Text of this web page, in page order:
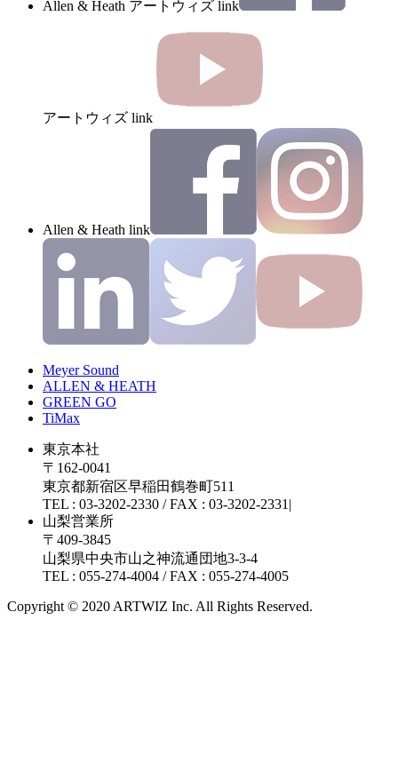
Allen & Heath アートウィズ link
アートウィズ link
Allen & Heath link
Meyer Sound
ALLEN & HEATH
GREEN GO
TiMax
東京本社
〒162-0041
東京都新宿区早稲田鶴巻町511
TEL : 03-3202-2330 / FAX : 03-3202-2331|
山梨営業所
〒409-3845
山梨県中央市山之神流通団地3-3-4
TEL : 055-274-4004 / FAX : 055-274-4005
Copyright © 2020 ARTWIZ Inc. All Rights Reserved.